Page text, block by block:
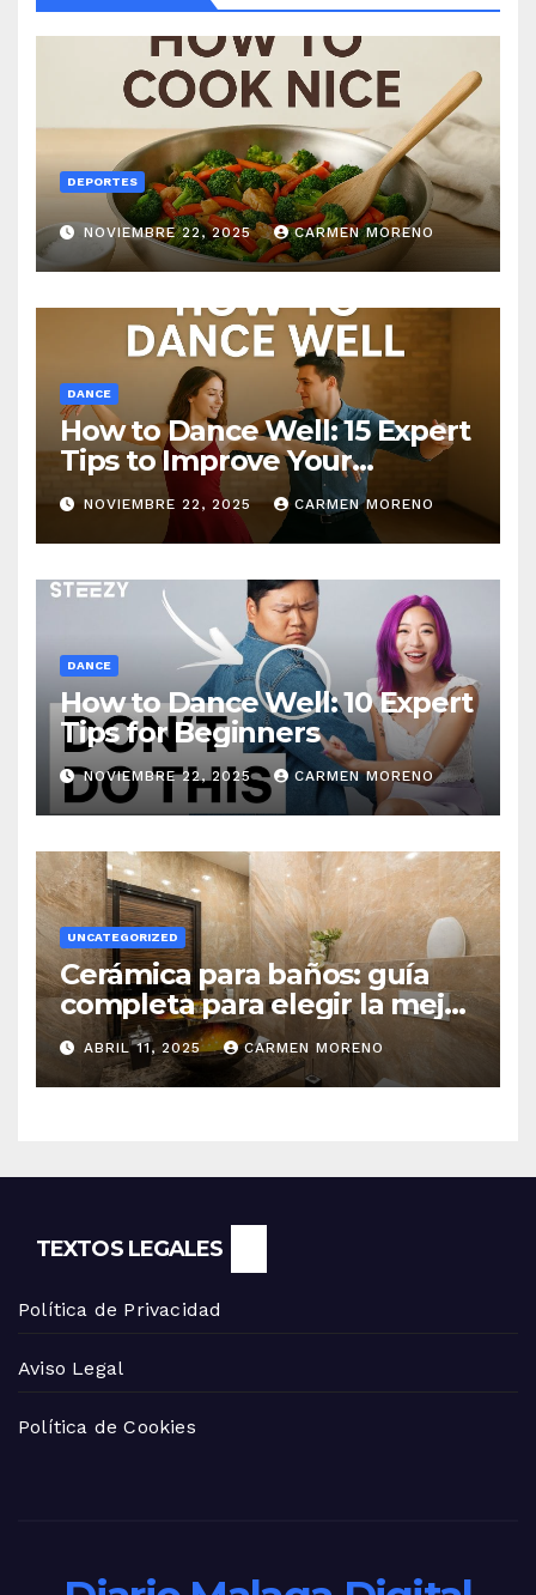
DEPORTES
NOVIEMBRE 22, 2025 CARMEN MORENO
DANCE
How to Dance Well: 15 Expert
Tips to Improve Your
Dancing Skills Fast
NOVIEMBRE 22, 2025 CARMEN MORENO
DANCE
How to Dance Well: 10 Expert
Tips for Beginners
NOVIEMBRE 22, 2025 CARMEN MORENO
UNCATEGORIZED
Cerámica para baños: guía
completa para elegir la mejor
opción
ABRIL 11, 2025 CARMEN MORENO
TEXTOS LEGALES
Política de Privacidad
Aviso Legal
Política de Cookies